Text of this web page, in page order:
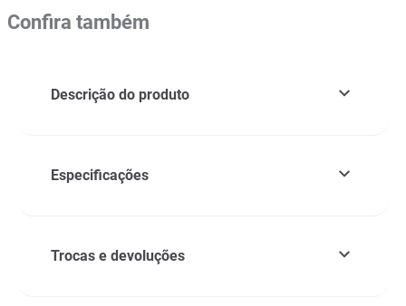
Confira também
Descrição do produto
Especificações
Trocas e devoluções